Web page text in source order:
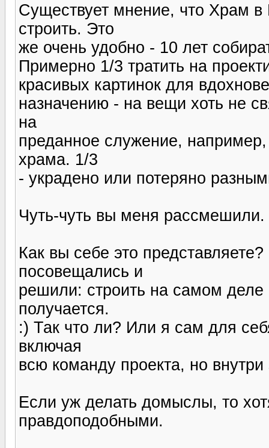
Существует мнение, что Храм в
строить. Это
же очень удобно - 10 лет
Примерно 1/3 тратить на
красивых картинок для
назначению - на вещи хоть не
на
преданное служение,
храма. 1/3
- украдено или потеряно
Чуть-чуть вы меня
Как вы себе это
посовещались и
решили: строить на самом
получается.
:) Так что ли? Или я сам для
включая
всю команду проекта, но
Если уж делать домыслы, то
правдоподобными.